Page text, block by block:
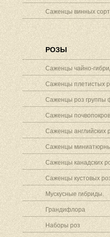
Саженцы винных
РОЗЫ
Саженцы чайно-
Саженцы плетистых
Саженцы роз группы
Саженцы
Саженцы английских
Саженцы
Саженцы канадских
Саженцы кустовых
Мускусные гибриды.
Грандифлора
Наборы роз